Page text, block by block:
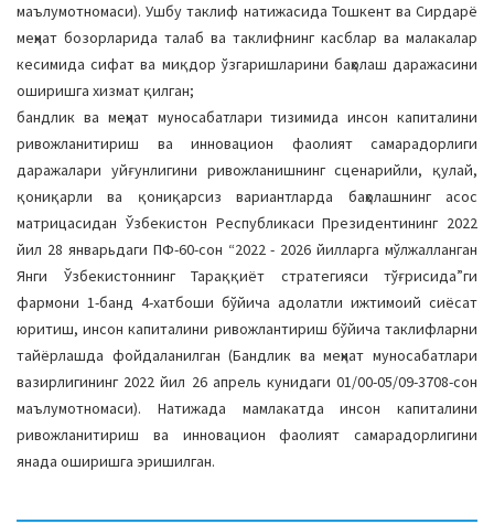
маълумотномаси). Ушбу таклиф натижасида Тошкент ва Сирдарё
меҳнат бозорларида талаб ва таклифнинг касблар ва малакалар
кесимида сифат ва миқдор ўзгаришларини баҳолаш даражасини
оширишга хизмат қилган;
бандлик ва меҳнат муносабатлари тизимида инсон капиталини
ривожланитириш ва инновацион фаолият самарадорлиги
даражалари уйғунлигини ривожланишнинг сценарийли, қулай,
қониқарли ва қониқарсиз вариантларда баҳолашнинг асос
матрицасидан Ўзбекистон Республикаси Президентининг 2022
йил 28 январьдаги ПФ-60-сон “2022 - 2026 йилларга мўлжалланган
Янги Ўзбекистоннинг Тараққиёт стратегияси тўғрисида”ги
фармони 1-банд 4-хатбоши бўйича адолатли ижтимоий сиёсат
юритиш, инсон капиталини ривожлантириш бўйича таклифларни
тайёрлашда фойдаланилган (Бандлик ва меҳнат муносабатлари
вазирлигининг 2022 йил 26 апрель кунидаги 01/00-05/09-3708-сон
маълумотномаси). Натижада мамлакатда инсон капиталини
ривожланитириш ва инновацион фаолият самарадорлигини
янада оширишга эришилган.